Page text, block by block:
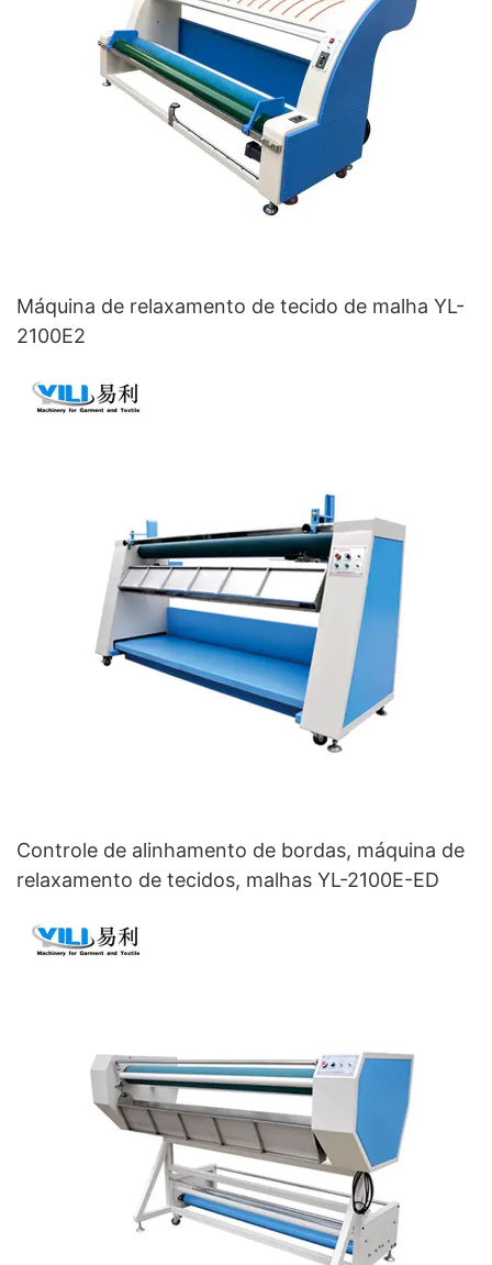
Máquina de relaxamento de tecido de malha YL-
2100E2
Controle de alinhamento de bordas, máquina de
relaxamento de tecidos, malhas YL-2100E-ED